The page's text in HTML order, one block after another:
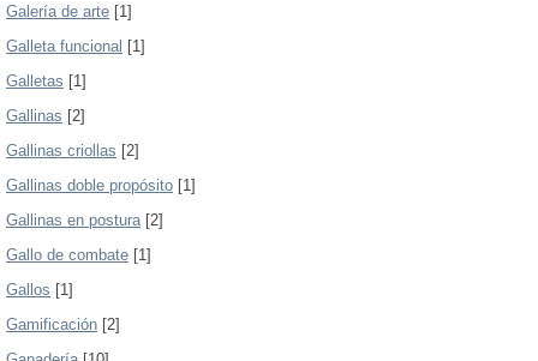
Galería de arte [1]
Galleta funcional [1]
Galletas [1]
Gallinas [2]
Gallinas criollas [2]
Gallinas doble propósito [1]
Gallinas en postura[2]
Gallo de combate [1]
Gallos [1]
Gamificación [2]